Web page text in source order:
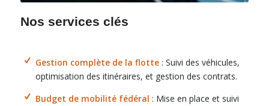
Nos services clés
Gestion complète de la flotte : Suivi des véhicules,
optimisation des itinéraires, et gestion des contrats.
Budget de mobilité fédéral : Mise en place et suivi